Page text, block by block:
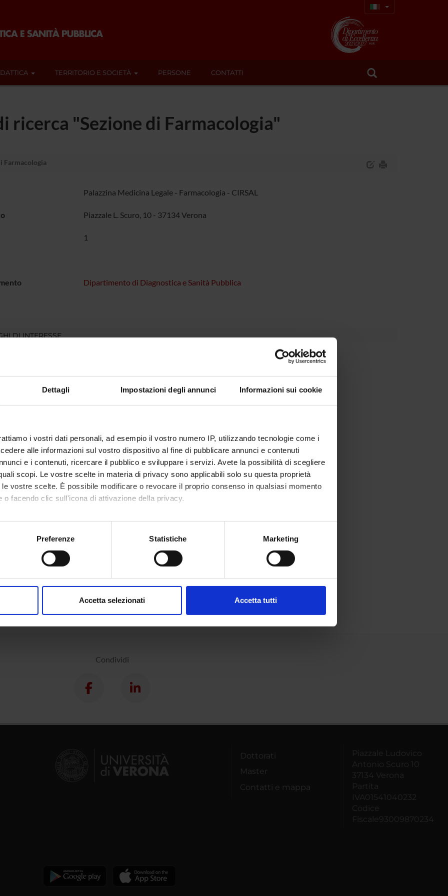
Dettagli Impostazioni degli annunci Informazioni sui cookie
i vostri dati personali, ad esempio il vostro numero IP, utilizzando tecnologie come i
alle informazioni sul vostro dispositivo al fine di pubblicare annunci e contenuti
e i contenuti, ricercare il pubblico e sviluppare i servizi. Avete la possibilità di scegliere
scopi. Le vostre scelte in materia di privacy sono applicabili solo su questa proprietà
vostre scelte. È possibile modificare o revocare il proprio consenso in qualsiasi momento
o facendo clic sull'icona di attivazione della privacy.
anche:
sulla tua posizione geografica, con un'approssimazione di qualche metro,
in qualsiasi momento dalla Dichiarazione sui cookie.
Preferenze Statistiche Marketing
Accetta selezionati Accetta tutti
TERRITORIO E SOCIETÀ PERSONE CONTATTI
ricerca "Sezione di Farmacologia"
Farmacologia
Palazzina Medicina Legale - Farmacologia - CIRSAL
Piazzale L. Scuro, 10 - 37134 Verona
1
Dipartimento di Diagnostica e Sanità Pubblica
DI INTERESSE
Condividi
Dottorati
Master
Contatti e mappa
Piazzale Ludovico
Antonio Scuro 10
37134 Verona
Partita
IVA01541040232
Codice
Fiscale93009870234